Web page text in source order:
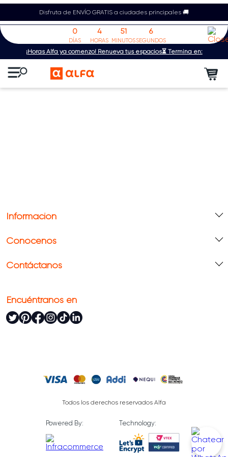
Disfruta de ENVÍO GRATIS a ciudades principales 🚚
¡Horas Alfa ya comenzó! Renueva tus espacios⏳ Termina en:
0
DÍAS
4
HORAS
51
MINUTOS
6
SEGUNDOS
Información
Conócenos
Contáctanos
Encuéntranos en
Todos los derechos reservados Alfa
Powered By: Technology: